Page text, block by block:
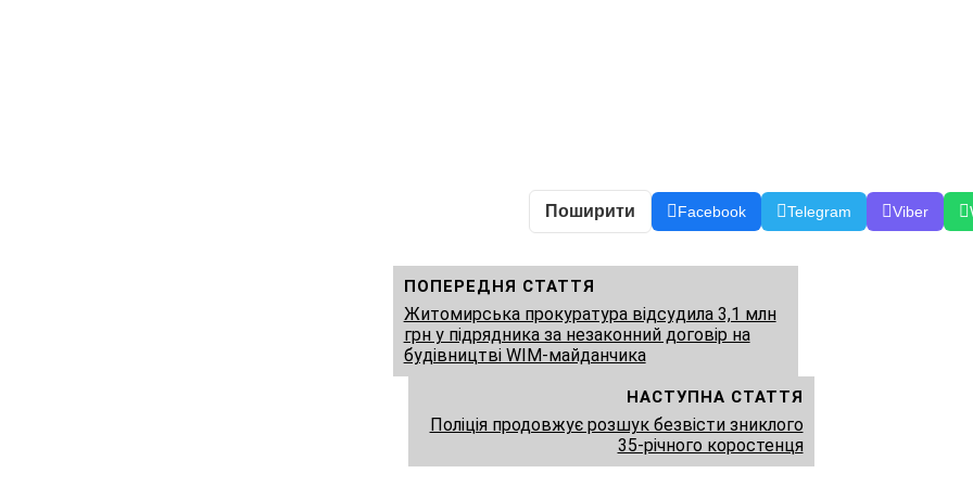
Поширити Facebook Telegram Viber
ПОПЕРЕДНЯ СТАТТЯ
Житомирська прокуратура відсудила 3,1 млн
грн у підрядника за незаконний договір на
будівництві WIM-майданчика
НАСТУПНА СТАТТЯ
Поліція продовжує розшук безвісти зниклого
35-річного коростенця